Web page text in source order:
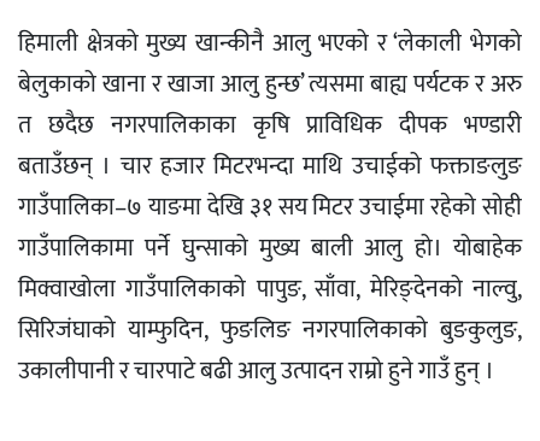
हिमाली क्षेत्रको मुख्य खान्कीनै आलु भएको र ‘लेकाली भेगको
बेलुकाको खाना र खाजा आलु हुन्छ’ त्यसमा बाह्य पर्यटक र अरु
त छदैछ नगरपालिकाका कृषि प्राविधिक दीपक भण्डारी
बताउँछन् । चार हजार मिटरभन्दा माथि उचाईको फक्ताङलुङ
गाउँपालिका–७ याङमा देखि ३१ सय मिटर उचाईमा रहेको सोही
गाउँपालिकामा पर्ने घुन्साको मुख्य बाली आलु हो। योबाहेक
मिक्वाखोला गाउँपालिकाको पापुङ, साँवा, मेरिङ्देनको नाल्वु,
सिरिजंघाको याम्फुदिन, फुङलिङ नगरपालिकाको बुङकुलुङ,
उकालीपानी र चारपाटे बढी आलु उत्पादन राम्रो हुने गाउँ हुन् ।